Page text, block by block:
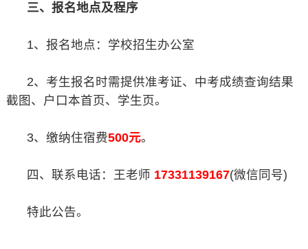
三、报名地点及程序
1、报名地点：学校招生办公室
2、考生报名时需提供准考证、中考成绩查询结果
截图、户口本首页、学生页。
3、缴纳住宿费500元。
四、联系电话：王老师 17331139167(微信同号)
特此公告。